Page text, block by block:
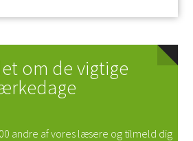
om de vigtige
andre af vores læsere og tilmeld dig